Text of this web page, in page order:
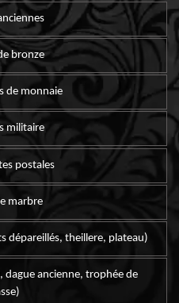
bronze
de monnaie
militaire
postales
marbre
dépareillés, theillere, plateau)
dague ancienne, trophée de